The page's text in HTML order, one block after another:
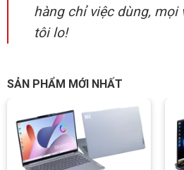
hàng chỉ việc dùng, mọi
tôi lo!
SẢN PHẨM MỚI NHẤT